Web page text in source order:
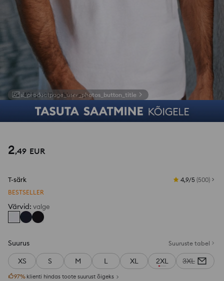
si_productpage_user_photos_button_title
1 5
2,49 EUR
T-särk 4,9/5 (500)
BESTSELLER
Värvid: valge
Suurus Suuruste tabel
XS S M L XL 2XL 3XL
97% klienti hindas toote suurust õigeks